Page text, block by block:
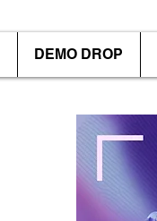
DEMO DROP